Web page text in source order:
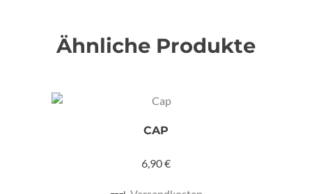
Ähnliche Produkte
CAP
6,90€